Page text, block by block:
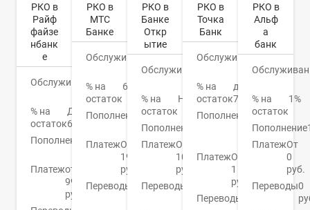
РКО в
Райф
файзе
нбанк
е
Обслуживание0
руб.
% на
остаток
До
6%
Пополнение от 0
Платежот
99
руб.
РКО в
МТС
Банке
Обслуживание0
руб.
% на
остаток
6,7%
Пополнение От
0%
ПлатежОт
19
руб.
Переводы
От
РКО в
Банке
Откр
ытие
Обслуживание
руб.
% на
остаток
Нет
Пополнение
ПлатежОт
100
руб.
Переводы
0.4%
РКО в
Точка
Банк
Обслуживание0
руб.
% на
остаток
до
7%
Пополнение От
50
руб.
ПлатежОт
1
руб.
Переводы
РКО в
Альф
а
банк
% на
остаток
1%
Пополнение
ПлатежОт
0
руб.
Переводы0